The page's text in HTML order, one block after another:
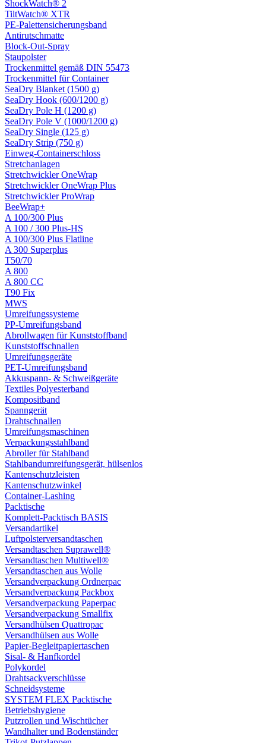
ShockWatch® 2
TiltWatch® XTR
PE-Palettensicherungsband
Antirutschmatte
Block-Out-Spray
Staupolster
Trockenmittel gemäß DIN 55473
Trockenmittel für Container
SeaDry Blanket (1500 g)
SeaDry Hook (600/1200 g)
SeaDry Pole H (1200 g)
SeaDry Pole V (1000/1200 g)
SeaDry Single (125 g)
SeaDry Strip (750 g)
Einweg-Containerschloss
Stretchanlagen
Stretchwickler OneWrap
Stretchwickler OneWrap Plus
Stretchwickler ProWrap
BeeWrap+
A 100/300 Plus
A 100 / 300 Plus-HS
A 100/300 Plus Flatline
A 300 Superplus
T50/70
A 800
A 800 CC
T90 Fix
MWS
Umreifungssysteme
PP-Umreifungsband
Abrollwagen für Kunststoffband
Kunststoffschnallen
Umreifungsgeräte
PET-Umreifungsband
Akkuspann- & Schweißgeräte
Textiles Polyesterband
Kompositband
Spanngerät
Drahtschnallen
Umreifungsmaschinen
Verpackungsstahlband
Abroller für Stahlband
Stahlbandumreifungsgerät, hülsenlos
Kantenschutzleisten
Kantenschutzwinkel
Container-Lashing
Packtische
Komplett-Packtisch BASIS
Versandartikel
Luftpolsterversandtaschen
Versandtaschen Suprawell®
Versandtaschen Multiwell®
Versandtaschen aus Wolle
Versandverpackung Ordnerpac
Versandverpackung Packbox
Versandverpackung Paperpac
Versandverpackung Smallfix
Versandhülsen Quattropac
Versandhülsen aus Wolle
Papier-Begleitpapiertaschen
Sisal- & Hanfkordel
Polykordel
Drahtsackverschlüsse
Schneidsysteme
SYSTEM FLEX Packtische
Betriebshygiene
Putzrollen und Wischtücher
Wandhalter und Bodenständer